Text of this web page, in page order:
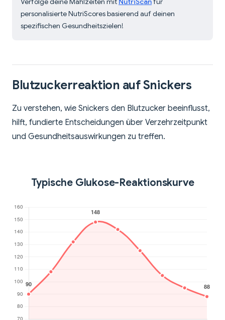
personalisierte NutriScores basierend auf deinen
spezifischen Gesundheitszielen!
Blutzuckerreaktion auf Snickers
Zu verstehen, wie Snickers den Blutzucker beeinflusst,
hilft, fundierte Entscheidungen über Verzehrzeitpunkt
und Gesundheitsauswirkungen zu treffen.
Typische Glukose-Reaktionskurve